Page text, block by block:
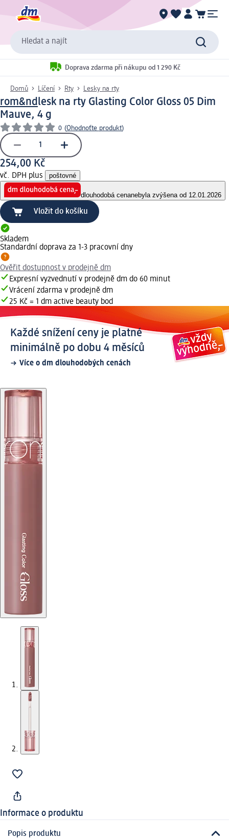
Hledat a najít
Doprava zdarma při nákupu od 1 290 Kč
Domů Líčení Rty Lesky na rty
rom&ndlesk na rty Glasting Color Gloss 05 Dim
Mauve, 4 g
0 (Ohodnoťte produkt)
254,00 Kč
vč. DPH plus poštovné
dlouhodobá cenanebyla zvýšena od 12.01.2026
Vložit do košíku
Skladem
Standardní doprava za 1-3 pracovní dny
Ověřit dostupnost v prodejně dm
Expresní vyzvednutí v prodejně dm do 60 minut
Vrácení zdarma v prodejně dm
25 Kč = 1 dm active beauty bod
Každé snížení ceny je platné
minimálně po dobu 4 měsíců
Více o dm dlouhodobých cenách
Informace o produktu
Popis produktu